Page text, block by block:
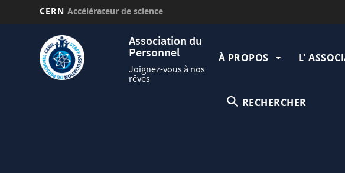
CERN Accélérateur de science
Association du
Personnel
Joignez-vous à nos
rêves
principale
À PROPOS L'
RECHERCHER